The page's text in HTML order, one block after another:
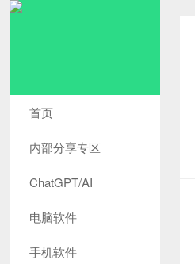
首页
内部分享专区
ChatGPT/AI
电脑软件
手机软件